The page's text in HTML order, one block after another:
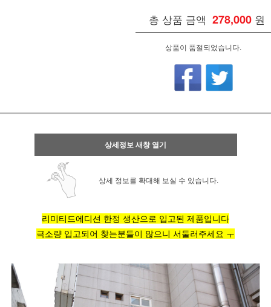
총 상품 금액 278,000 원
상품이 품절되었습니다.
상세정보 새창 열기
상세 정보를 확대해 보실 수 있습니다.
리미티드에디션 한정 생산으로 입고된 제품입니다
극소량 입고되어 찾는분들이 많으니 서둘러주세요 ㅜ